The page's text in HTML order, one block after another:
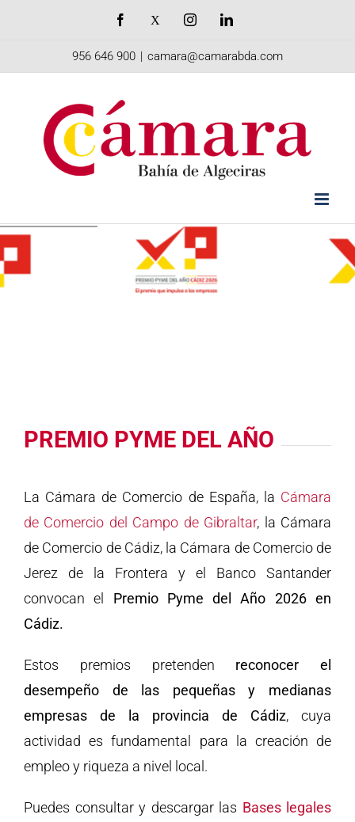
Facebook InstagramLinkedIn
956 646 900 | camara@camarabda.com
PREMIO PYME DEL AÑO
La Cámara de Comercio de España, la Cámara
de Comercio del Campo de Gibraltar, la Cámara
de Comercio de Cádiz, la Cámara de Comercio de
Jerez de la Frontera y el Banco Santander
convocan el Premio Pyme del Año 2026 en
Cádiz.
Estos premios pretenden reconocer el
desempeño de las pequeñas y medianas
empresas de la provincia de Cádiz, cuya
actividad es fundamental para la creación de
empleo y riqueza a nivel local.
Puedes consultar y descargar las Bases legales